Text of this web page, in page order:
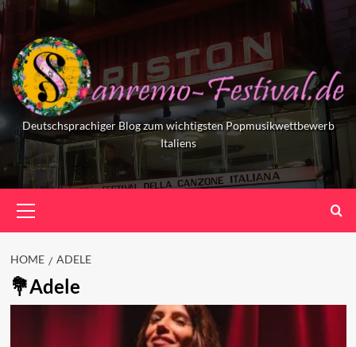
Skip
to
content
Deutschsprachiger Blog zum wichtigsten Popmusikwettbewerb
Italiens
Menu
HOME ADELE
Adele